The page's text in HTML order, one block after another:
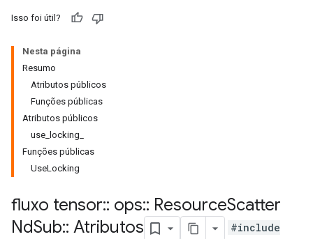
Isso foi útil?
Nesta página
Resumo
Atributos públicos
Funções públicas
Atributos públicos
use_locking_
Funções públicas
UseLocking
fluxo tensor:: ops:: ResourceScatter
NdSub:: Atributos
#include